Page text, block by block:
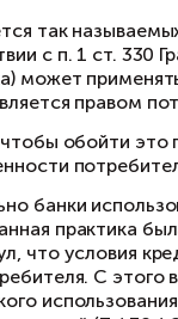
«Сама по
нарушения
возврата в
только в
Сичинский,
банков-
Банк,
начислять
«полного»
добавляет